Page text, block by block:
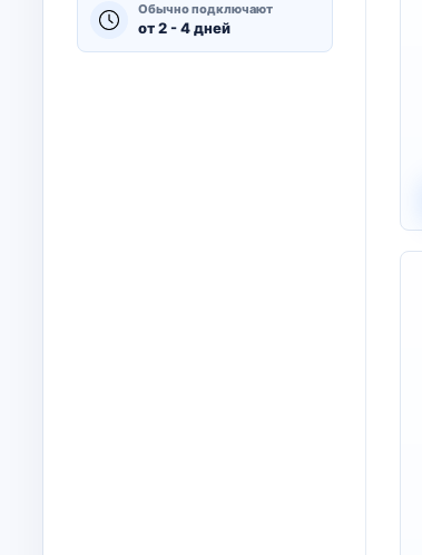
Обычно подключают
от 2 - 4 дней